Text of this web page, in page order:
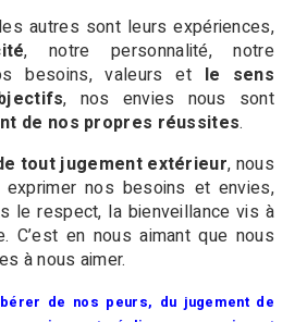
autres sont leurs expériences,
, notre personnalité, notre
besoins, valeurs et le sens
, nos envies nous sont
de nos propres réussites.
tout jugement extérieur, nous
nos besoins et envies,
le respect, la bienveillance vis à
C’est en nous aimant que nous
à nous aimer.
de nos peurs, du jugement de